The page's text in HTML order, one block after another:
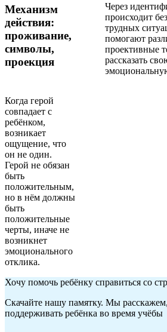
Механизм
действия:
проживание,
символы,
проекция
Через
происходит
трудных
помогают
проективные
рассказать
Когда герой
совпадает с
ребёнком,
возникает
ощущение, что
он не один.
Герой не обязан
быть
положительным,
но в нём должны
быть
положительные
черты, иначе не
возникнет
эмоционального
отклика.
Хочу помочь ребёнку справиться со
Скачайте нашу памятку. Мы
поддерживать ребёнка во время учёбы